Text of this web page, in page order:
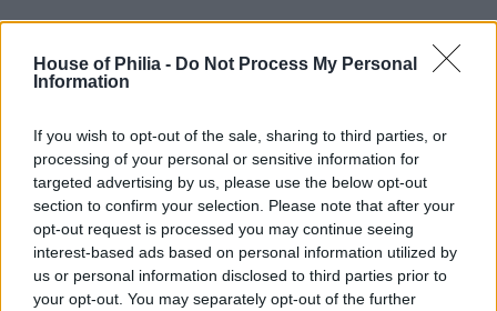
House of Philia - Do Not Process My Personal
Information
If you wish to opt-out of the sale, sharing to third parties, or
processing of your personal or sensitive information for
targeted advertising by us, please use the below opt-out
section to confirm your selection. Please note that after your
opt-out request is processed you may continue seeing
interest-based ads based on personal information utilized by
us or personal information disclosed to third parties prior to
your opt-out. You may separately opt-out of the further
.
Fick ju en liten idé att jag skulle fixa entrétrappen som
blivit lite ful och grön av alger och sånt blä. Tänkte ju att
och alger är ju same same?! Don´t do that kan jag ju säga.
Alltså trappen blev lika gul som min Bellini på picsen ovan.
HEMSK. Och jag hatar verkligen när saker går fel och
framförallt när mitt hem ser HEMSKT ut så det var bara till
att rota i alla förråd efter den där lilla bruken med
silikatfärg till grunden som vi hade någonstans. Behövde
alltså den för att kunna bryta ny färg till trappen för en